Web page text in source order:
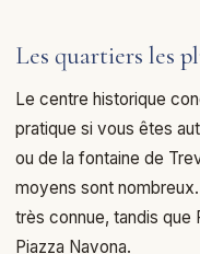
Les quartiers les
Le centre historique
pratique si vous êtes
ou de la fontaine de
moyens sont
très connue, tandis que
Piazza Navona.